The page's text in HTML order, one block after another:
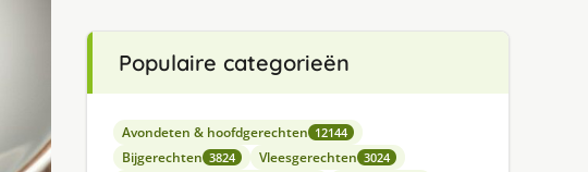
Populaire categorieën
Avondeten & hoofdgerechten 12144
Bijgerechten 3824 Vleesgerechten 3024